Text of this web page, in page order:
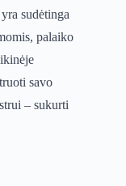
sudėtinga
palaiko
savo
– sukurti